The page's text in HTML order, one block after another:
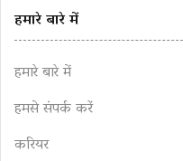
हमारे बारे में
हमारे बारे में
हमसे संपर्क करें
करियर